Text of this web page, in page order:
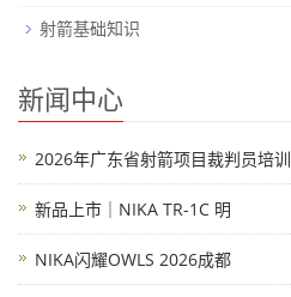
射箭基础知识
新闻中心
2026年广东省射箭项目裁判员培训
新品上市｜NIKA TR-1C 明
NIKA闪耀OWLS 2026成都